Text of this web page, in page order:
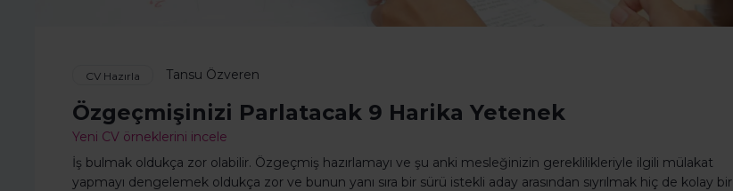
CV Hazırla Tansu Özveren
Özgeçmişinizi Parlatacak 9 Harika Yetenek
Yeni CV örneklerini incele
İş bulmak oldukça zor olabilir. Özgeçmiş hazırlamayı ve şu anki mesleğinizin gereklilikleriyle ilgili mülakat
yapmayı dengelemek oldukça zor ve bunun yanı sıra bir sürü istekli aday arasından sıyrılmak hiç de kolay bir